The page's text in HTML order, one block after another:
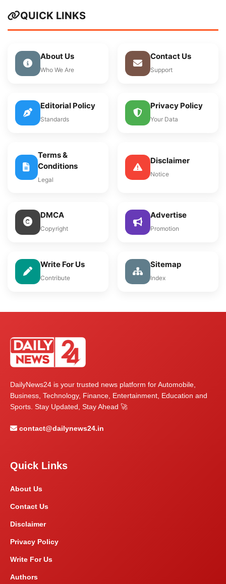
QUICK LINKS
About Us
Who We Are
Contact Us
Support
Editorial Policy
Standards
Privacy Policy
Your Data
Terms &
Conditions
Legal
Disclaimer
Notice
DMCA
Copyright
Advertise
Promotion
Write For Us
Contribute
Sitemap
Index
DailyNews24 is your trusted news platform for Automobile,
Business, Technology, Finance, Entertainment, Education and
Sports. Stay Updated, Stay Ahead 🚀
contact@dailynews24.in
Quick Links
About Us
Contact Us
Disclaimer
Privacy Policy
Write For Us
Authors